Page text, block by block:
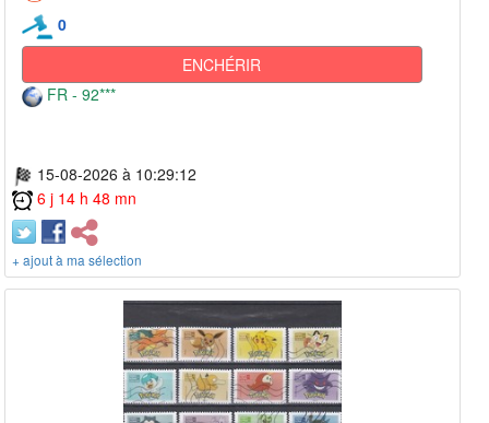
0
ENCHÉRIR
FR - 92***
15-08-2026 à 10:29:12
6 j 14 h 48 mn
+ ajout à ma sélection